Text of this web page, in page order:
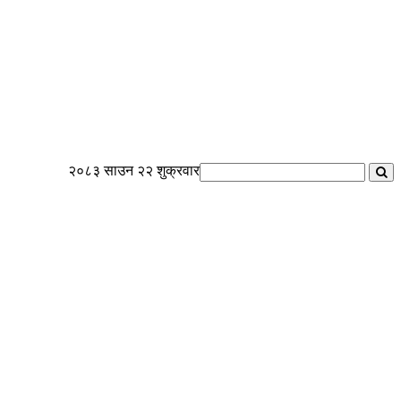
२०८३ साउन २२ शुक्रवार